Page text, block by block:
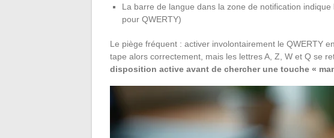
La barre de langue dans la zone de notification
pour QWERTY)
Le piège fréquent : activer involontairement le QWERTY
tape alors correctement, mais les lettres A, Z, W et Q se
disposition active avant de chercher une touche «